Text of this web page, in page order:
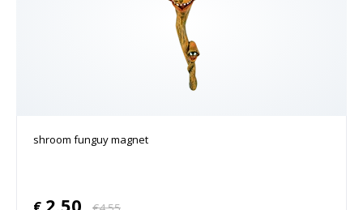
shroom funguy magnet
2.50